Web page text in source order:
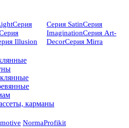
Серия
Illusion
Серия SatinСерия
ImaginationСерия Art-
DeсorСерия Mirra
карманы
NormaProfikit